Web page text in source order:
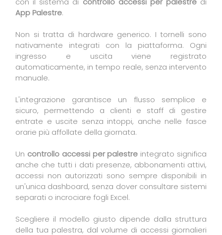
App Palestre.
Non si tratta di hardware generico. I tornelli sono
nativamente integrati con la piattaforma. Ogni
ingresso e uscita viene registrato
automaticamente, in tempo reale, senza intervento
manuale.
L'integrazione garantisce un flusso semplice e
sicuro, permettendo a clienti e staff di gestire
entrate e uscite senza intoppi, anche nelle fasce
orarie più affollate della giornata.
Un controllo accessi per palestre integrato significa
anche che tutti i dati presenze, abbonamenti attivi,
accessi non autorizzati sono sempre disponibili in
un'unica dashboard, senza dover consultare sistemi
separati o incrociare fogli Excel.
Scegliere il modello giusto dipende dalla struttura
della tua palestra, dal volume di accessi giornalieri